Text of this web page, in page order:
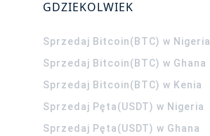
GDZIEKOLWIEK
Sprzedaj Bitcoin(BTC) w Nigeria
Sprzedaj Bitcoin(BTC) w Ghana
Sprzedaj Bitcoin(BTC) w Kenia
Sprzedaj Pęta(USDT) w Nigeria
Sprzedaj Pęta(USDT) w Ghana